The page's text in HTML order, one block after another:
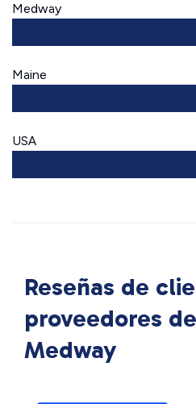
Medway
Maine
USA
Reseñas de
proveedores
Medway